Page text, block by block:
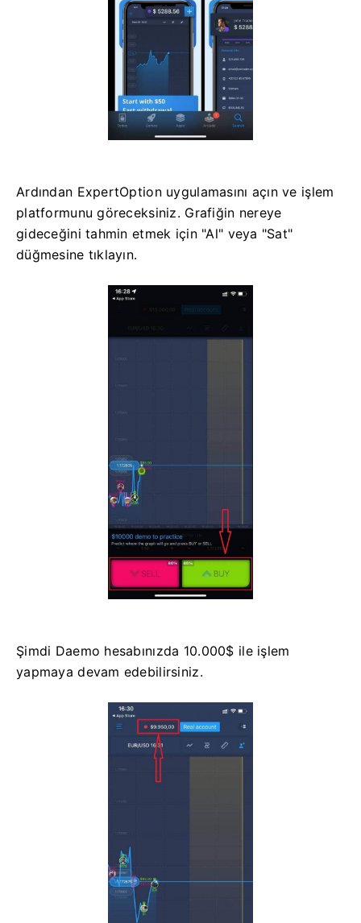
Ardından ExpertOption uygulamasını açın ve işlem
platformunu göreceksiniz. Grafiğin nereye
gideceğini tahmin etmek için "Al" veya "Sat"
düğmesine tıklayın.
Şimdi Daemo hesabınızda 10.000$ ile işlem
yapmaya devam edebilirsiniz.